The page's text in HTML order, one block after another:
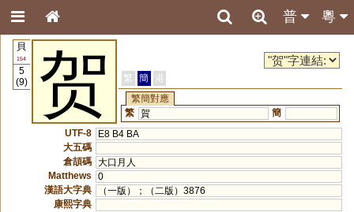
粵
普
貝
154
5
(9)
贺 繁 簡
港
繁簡對應
繁 賀
簡
UTF-8
E8 B4 BA
大五碼
倉頡碼 大口月人
Matthews
0
漢語大字典
（一版）；（二版）3876
康熙字典